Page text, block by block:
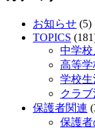
お知らせ (5)
TOPICS
中学校
高等学
学校生
クラ
保護者関連
保護